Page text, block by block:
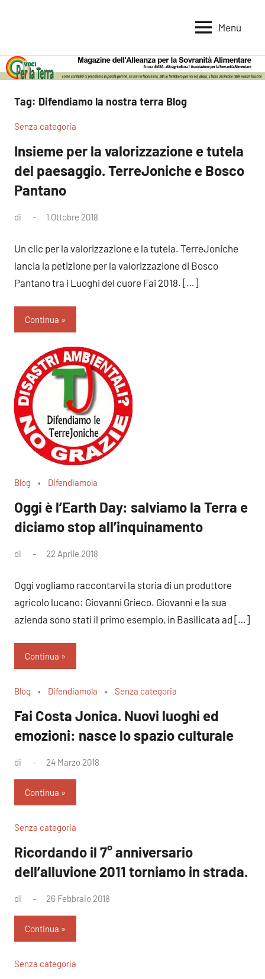
per
la
Terra
per
la
Alimentare
Menu
Tag: Difendiamo la nostra terra Blog
Senza categoria
Insieme per la valorizzazione e tutela
del paesaggio. TerreJoniche e Bosco
Pantano
di 1 Ottobre 2018
Un clic per la valorizzazione e la tutela. TerreJoniche
lancia la petizione per la valorizzazione di Bosco
Pantano tra i Luoghi del cuore Fai 2018. […]
Continua
Blog Difendiamola
Oggi è l’Earth Day: salviamo la Terra e
diciamo stop all’inquinamento
di 22 Aprile 2018
Oggi vogliamo raccontarvi la storia di un produttore
agricolo lucano: Giovanni Grieco. Giovanni e la sua
azienda sono stati il primo esempio, in Basilicata ad […]
Continua
Blog Difendiamola Senza categoria
Fai Costa Jonica. Nuovi luoghi ed
emozioni: nasce lo spazio culturale
di 24 Marzo 2018
Continua
Senza categoria
Ricordando il 7° anniversario
dell’alluvione 2011 torniamo in strada.
di 26 Febbraio 2018
Continua
Senza categoria